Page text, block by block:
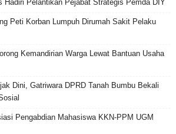
Hadiri Pelantikan Pejabat Strategis Pemda DIY
Peti Korban Lumpuh Dirumah Sakit Pelaku
Kemandirian Warga Lewat Bantuan Usaha
Dini, Gatriwara DPRD Tanah Bumbu Bekali
Pengabdian Mahasiswa KKN-PPM UGM